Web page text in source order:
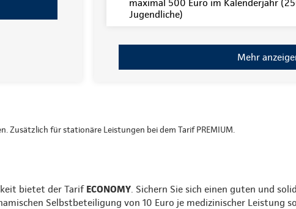
maximal 500 Euro im Kalenderjahr
Jugendliche)
Mehr
Zusätzlich für stationäre Leistungen bei dem Tarif PREMIUM.
bietet der Tarif ECONOMY. Sichern Sie sich einen guten und
Selbstbeteiligung von 10 Euro je medizinischer Leistung